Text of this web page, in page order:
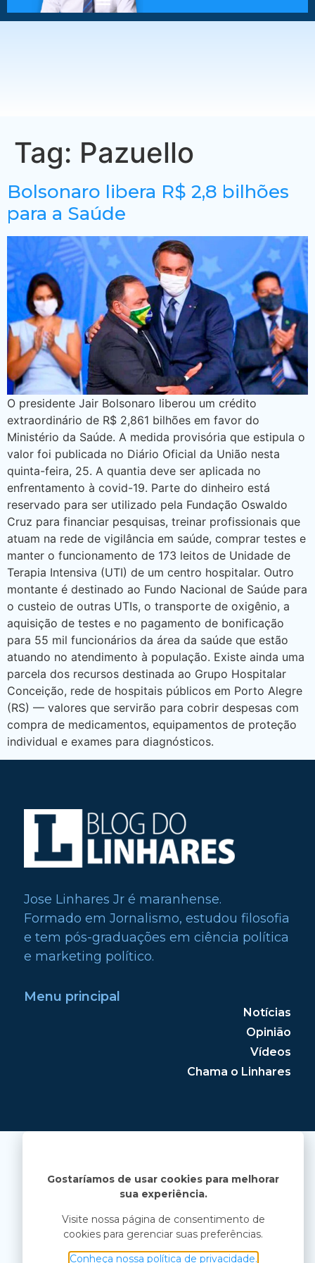
Tag: Pazuello
Bolsonaro libera R$ 2,8 bilhões
para a Saúde
O presidente Jair Bolsonaro liberou um crédito
extraordinário de R$ 2,861 bilhões em favor do
Ministério da Saúde. A medida provisória que estipula o
valor foi publicada no Diário Oficial da União nesta
quinta-feira, 25. A quantia deve ser aplicada no
enfrentamento à covid-19. Parte do dinheiro está
reservado para ser utilizado pela Fundação Oswaldo
Cruz para financiar pesquisas, treinar profissionais que
atuam na rede de vigilância em saúde, comprar testes e
manter o funcionamento de 173 leitos de Unidade de
Terapia Intensiva (UTI) de um centro hospitalar. Outro
montante é destinado ao Fundo Nacional de Saúde para
o custeio de outras UTIs, o transporte de oxigênio, a
aquisição de testes e no pagamento de bonificação
para 55 mil funcionários da área da saúde que estão
atuando no atendimento à população. Existe ainda uma
parcela dos recursos destinada ao Grupo Hospitalar
Conceição, rede de hospitais públicos em Porto Alegre
(RS) — valores que servirão para cobrir despesas com
compra de medicamentos, equipamentos de proteção
individual e exames para diagnósticos.
Jose Linhares Jr é maranhense.
Formado em Jornalismo, estudou filosofia
e tem pós-graduações em ciência política
e marketing político.
Menu principal
Notícias
Opinião
Vídeos
Chama o Linhares
Gostaríamos de usar cookies para melhorar
sua experiência.
Visite nossa página de consentimento de
cookies para gerenciar suas preferências.
Conheça nossa política de privacidade.